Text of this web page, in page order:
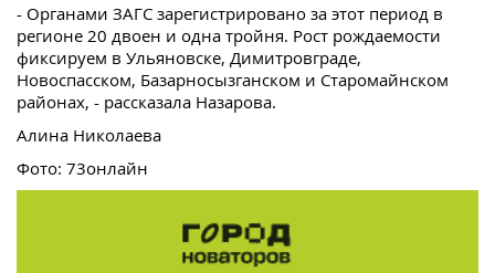
- Органами ЗАГС зарегистрировано за этот период в
регионе 20 двоен и одна тройня. Рост рождаемости
фиксируем в Ульяновске, Димитровграде,
Новоспасском, Базарносызганском и Старомайнском
районах, - рассказала Назарова.
Алина Николаева
Фото: 73онлайн